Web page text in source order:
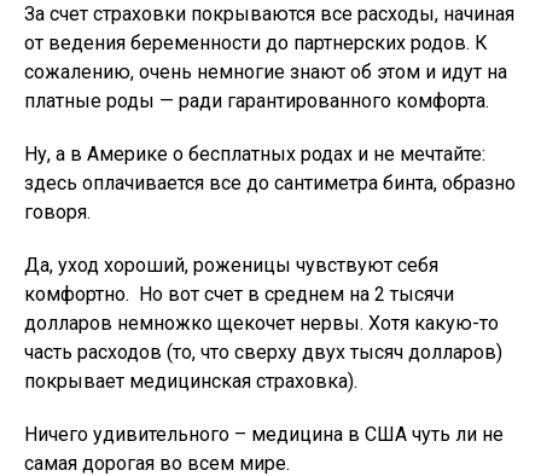
За счет страховки покрываются все расходы, начиная
от ведения беременности до партнерских родов. К
сожалению, очень немногие знают об этом и идут на
платные роды — ради гарантированного комфорта.
Ну, а в Америке о бесплатных родах и не мечтайте:
здесь оплачивается все до сантиметра бинта, образно
говоря.
Да, уход хороший, роженицы чувствуют себя
комфортно. Но вот счет в среднем на 2 тысячи
долларов немножко щекочет нервы. Хотя какую-то
часть расходов (то, что сверху двух тысяч долларов)
покрывает медицинская страховка).
Ничего удивительного – медицина в США чуть ли не
самая дорогая во всем мире.